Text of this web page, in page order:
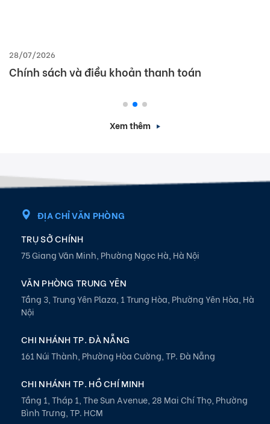
28/07/2026
Chính sách và điều khoản thanh toán
Xem thêm
ĐỊA CHỈ VĂN PHÒNG
TRỤ SỞ CHÍNH
75 Giang Văn Minh, Phường Ngọc Hà, Hà Nội
VĂN PHÒNG TRUNG YÊN
Tầng 3, Trung Yên Plaza, 1 Trung Hòa, Phường Yên Hòa, Hà
Nội
CHI NHÁNH TP. ĐÀ NẴNG
161 Núi Thành, Phường Hòa Cường, TP. Đà Nẵng
CHI NHÁNH TP. HỒ CHÍ MINH
Tầng 1, Tháp 1, The Sun Avenue, 28 Mai Chí Thọ, Phường
Bình Trưng, TP. HCM